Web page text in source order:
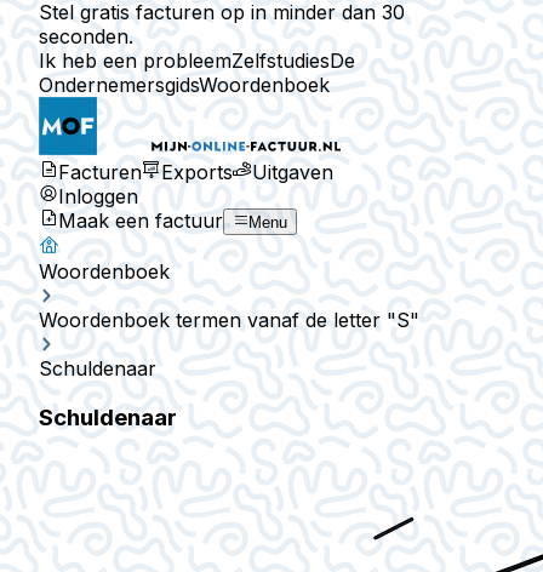
Stel gratis facturen op in minder dan 30
seconden.
Ik heb een probleemZelfstudiesDe
OndernemersgidsWoordenboek
Facturen Exports
Uitgaven
Inloggen
Maak een factuur
Menu
Woordenboek
Woordenboek termen vanaf de letter "S"
Schuldenaar
Schuldenaar